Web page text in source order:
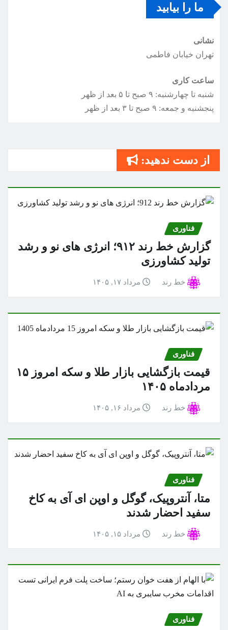
ما را بیابید
نشانی
تهران خیابان فاطمی
ساعت کاری
شنبه تا چهارشنبه: ۹ صبح تا ۵ بعد از ظهر
پنجشنبه و جمعه: ۹ صبح تا ۳ بعد از ظهر
از دست ندهید:
فناوری
گزارش خط رند ۹۱۲؛ انرژی های نو و رشد
تولید کشاورزی
خط رند مرداد ۱۷, ۱۴۰۵
فناوری
قیمت بازگشایی بازار طلا و سکه امروز ۱۵
مردادماه ۱۴۰۵
خط رند مرداد ۱۶, ۱۴۰۵
فناوری
متا، آنتروپیک، گوگل و اوپن ای آی به کاخ
سفید احضار شدند
خط رند مرداد ۱۵, ۱۴۰۵
فناوری